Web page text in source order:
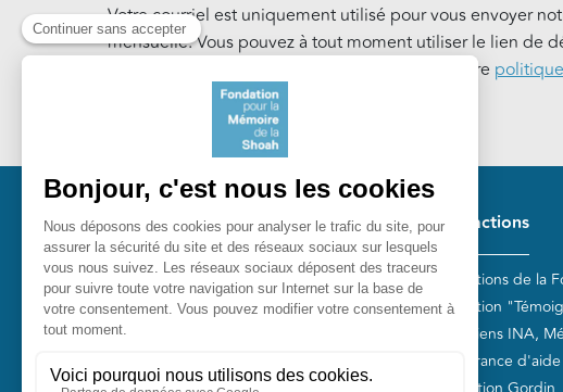
Votre courriel est uniquement utilisé pour vous envoyer
mensuelle. Vous pouvez à tout moment utiliser le lien de
notre Lettre d'information. En savoir plus sur notre
Fondation pour la Mémoire de la
Shoah
Tél. 01 53 42 63 10
Pied de page
Nos actions
Les actions de la
Collection
Entretiens INA,
Plan France